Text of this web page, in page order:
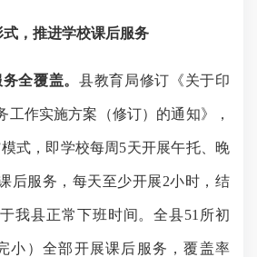
式，推进学校课后服务
务全覆盖。县教育局修订《关于印
工作实施方案（修订）的通知》，
模式，即学校每周5天开展午托、晚
后服务，每天至少开展2小时，结
我县正常下班时间。全县51所初
小）全部开展课后服务，覆盖率